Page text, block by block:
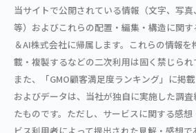
当サイトで公開されている情報（文字、写
等）およびこれらの配置・編集・構造に関
＆AI株式会社に帰属します。これらの情報
載・複製するなどの二次利用は固く禁じられ
また、「GMO顧客満足度ランキング」に掲
およびデータは、当社が独自に実施した調
たものです。ただし、サービスに関する感